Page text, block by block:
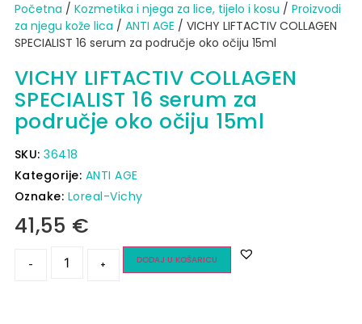
Početna / Kozmetika i njega za lice, tijelo i kosu / Proizvodi
za njegu kože lica / ANTI AGE / VICHY LIFTACTIV COLLAGEN
SPECIALIST 16 serum za područje oko očiju 15ml
VICHY LIFTACTIV COLLAGEN
SPECIALIST 16 serum za
područje oko očiju 15ml
SKU:36418
Kategorije: ANTI AGE
Oznake: Loreal-Vichy
41,55 €
- + DODAJ U KOŠARICU